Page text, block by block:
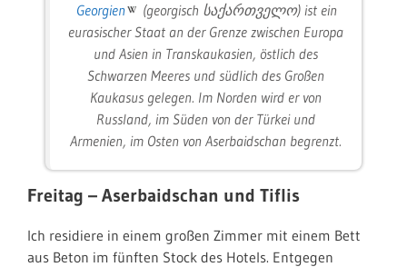
Georgien
(georgisch საქართველო) ist ein
eurasischer Staat an der Grenze zwischen Europa
und Asien in Transkaukasien, östlich des
Schwarzen Meeres und südlich des Großen
Kaukasus gelegen. Im Norden wird er von
Russland, im Süden von der Türkei und
Armenien, im Osten von Aserbaidschan begrenzt.
Freitag – Aserbaidschan und Tiflis
Ich residiere in einem großen Zimmer mit einem Bett
aus Beton im fünften Stock des Hotels. Entgegen